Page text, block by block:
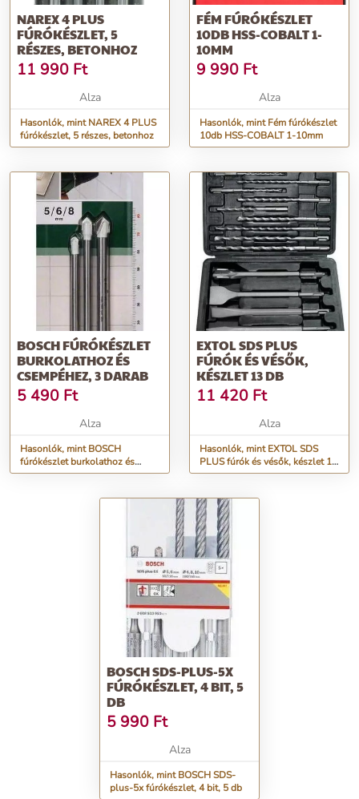
NAREX 4 PLUS
FÚRÓKÉSZLET, 5
RÉSZES, BETONHOZ
11 990 Ft
Alza
Hasonlók, mint NAREX 4 PLUS
fúrókészlet, 5 részes, betonhoz
FÉM FÚRÓKÉSZLET
10DB HSS-COBALT 1-
10MM
9 990 Ft
Alza
Hasonlók, mint Fém fúrókészlet
10db HSS-COBALT 1-10mm
BOSCH FÚRÓKÉSZLET
BURKOLATHOZ ÉS
CSEMPÉHEZ, 3 DARAB
5 490 Ft
Alza
Hasonlók, mint BOSCH
fúrókészlet burkolathoz és
csempéhez, 3 darab
EXTOL SDS PLUS
FÚRÓK ÉS VÉSŐK,
KÉSZLET 13 DB
11 420 Ft
Alza
Hasonlók, mint EXTOL SDS
PLUS fúrók és vésők, készlet 13
db
BOSCH SDS-PLUS-5X
FÚRÓKÉSZLET, 4 BIT, 5
DB
5 990 Ft
Alza
Hasonlók, mint BOSCH SDS-
plus-5x fúrókészlet, 4 bit, 5 db